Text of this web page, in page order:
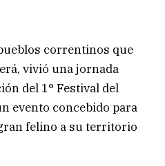
correntinos que
vivió una jornada
del 1° Festival del
evento concebido para
felino a su territorio